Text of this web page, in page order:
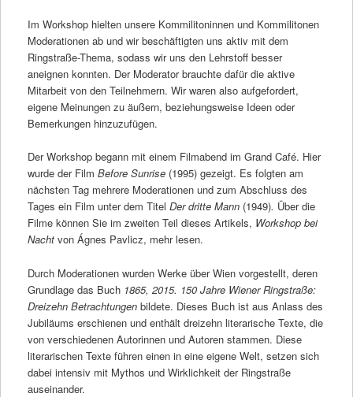
Im Workshop hielten unsere Kommilitoninnen und Kommilitonen
Moderationen ab und wir beschäftigten uns aktiv mit dem
Ringstraße-Thema, sodass wir uns den Lehrstoff besser
aneignen konnten. Der Moderator brauchte dafür die aktive
Mitarbeit von den Teilnehmern. Wir waren also aufgefordert,
eigene Meinungen zu äußern, beziehungsweise Ideen oder
Bemerkungen hinzuzufügen.
Der Workshop begann mit einem Filmabend im Grand Café. Hier
wurde der Film Before Sunrise (1995) gezeigt. Es folgten am
nächsten Tag mehrere Moderationen und zum Abschluss des
Tages ein Film unter dem Titel Der dritte Mann (1949). Über die
Filme können Sie im zweiten Teil dieses Artikels, Workshop bei
Nachtvon Ágnes Pavlicz, mehr lesen.
Durch Moderationen wurden Werke über Wien vorgestellt, deren
Grundlage das Buch 1865, 2015. 150 Jahre Wiener Ringstraße:
Dreizehn Betrachtungen bildete. Dieses Buch ist aus Anlass des
Jubiläums erschienen und enthält dreizehn literarische Texte, die
von verschiedenen Autorinnen und Autoren stammen. Diese
literarischen Texte führen einen in eine eigene Welt, setzen sich
dabei intensiv mit Mythos und Wirklichkeit der Ringstraße
auseinander.